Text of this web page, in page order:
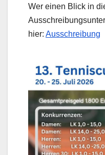
Wer einen Blick in
hier: Ausschreibung